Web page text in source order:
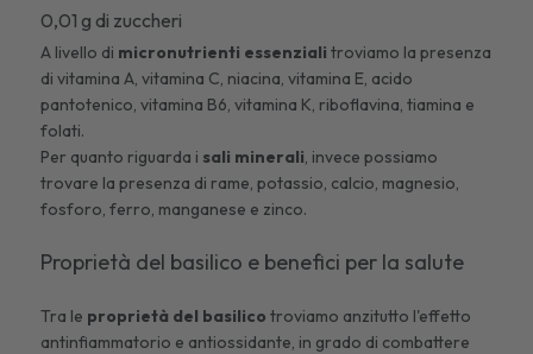
0,01 g di zuccheri
A livello di micronutrienti essenziali troviamo la presenza
di vitamina A, vitamina C, niacina, vitamina E, acido
pantotenico, vitamina B6, vitamina K, riboflavina, tiamina e
folati.
Per quanto riguarda i sali minerali, invece possiamo
trovare la presenza di rame, potassio, calcio, magnesio,
fosforo, ferro, manganese e zinco.
Proprietà del basilico e benefici per la salute
Tra le proprietà del basilico troviamo anzitutto l'effetto
antinfiammatorio e antiossidante, in grado di combattere